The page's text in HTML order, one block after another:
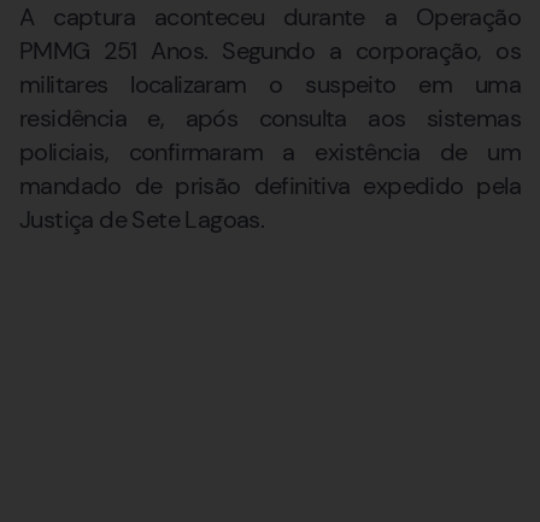
A captura aconteceu durante a Operação
PMMG 251 Anos. Segundo a corporação, os
militares localizaram o suspeito em uma
residência e, após consulta aos sistemas
policiais, confirmaram a existência de um
mandado de prisão definitiva expedido pela
Justiça de Sete Lagoas.